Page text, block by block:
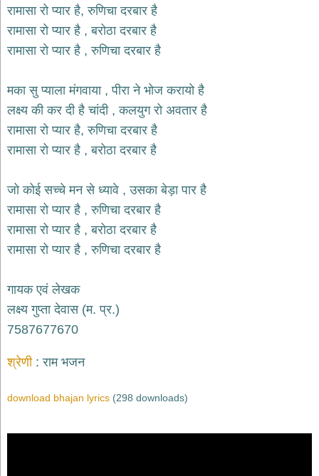
भजन
durga
bhajans
भजन
ganesh
राम
bhajans
गुरुदेव
gurudev
bhajans
भजन
miscellaneous
bhajans
विष्णु
vishnu
bhajans
बाबा
भजन
रामासा रो प्यार है, रुणिचा दरबार है
रामासा रो प्यार है , बरोठा दरबार है
रामासा रो प्यार है , रुणिचा दरबार है
मका सु प्याला मंगवाया , पीरा ने भोज करायो है
लक्ष्य की कर दी है चांदी , कलयुग रो अवतार है
रामासा रो प्यार है, रुणिचा दरबार है
रामासा रो प्यार है , बरोठा दरबार है
जो कोई सच्चे मन से ध्यावे , उसका बेड़ा पार है
रामासा रो प्यार है , रुणिचा दरबार है
रामासा रो प्यार है , बरोठा दरबार है
रामासा रो प्यार है , रुणिचा दरबार है
गायक एवं लेखक
लक्ष्य गुप्ता देवास (म. प्र.)
7587677670
श्रेणी राम भजन
download bhajan lyrics (298 downloads)